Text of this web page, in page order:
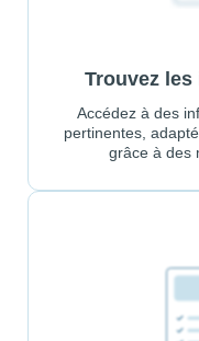
Trouvez
Accédez à des
pertinentes,
grâce à des